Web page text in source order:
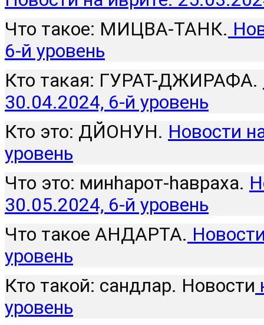
Что такое: МИЦВА-ТАНК.
6-й уровень
Кто такая: ГУРАТ-ДЖИРАФА.
30.04.2024, 6-й уровень
Кто это: ДЙОНУН. Новости
уровень
Что это: минhарот-hавраха.
30.05.2024, 6-й уровень
Что такое АНДАРТА.
уровень
Кто такой: сандлар. Новости
уровень